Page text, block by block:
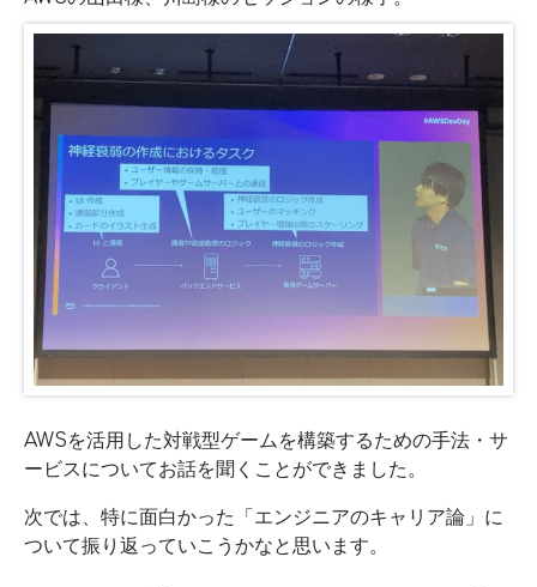
AWSを活用した対戦型ゲームを構築するための手法・サ
ービスについてお話を聞くことができました。
次では、特に面白かった「エンジニアのキャリア論」に
ついて振り返っていこうかなと思います。